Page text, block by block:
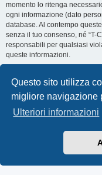
Questo sito utilizza
migliore navigazione
Ulteriori informazioni
momento lo ritenga
ogni informazione (dato
database. Al contempo
senza il tuo consenso, né “T-
responsabili per qualsiasi
queste informazioni.
T-Cross Club T-Cross Club